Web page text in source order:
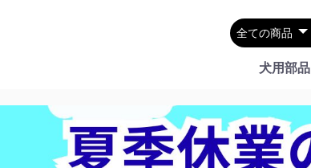
犬用部品